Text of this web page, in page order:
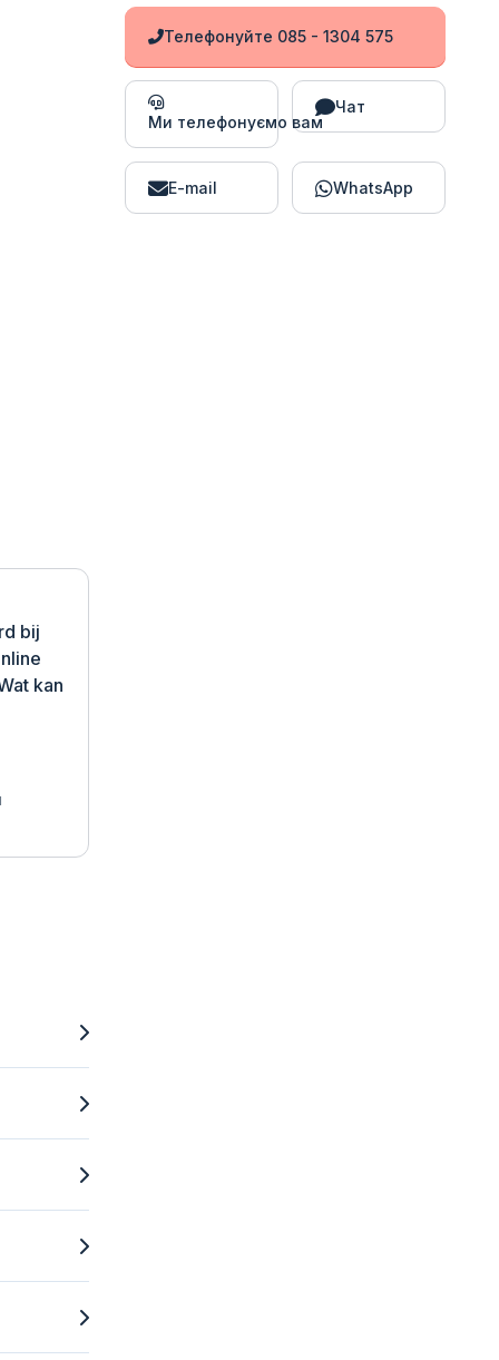
bij
kan
Телефонуйте 085 - 1304 575
Ми телефонуємо вам
Чат
E-mail WhatsApp